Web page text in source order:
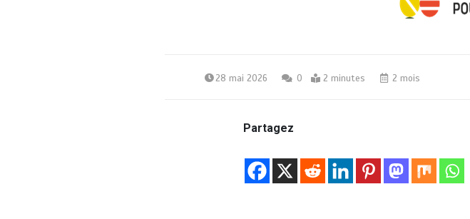
28 mai 2026 0 2 minutes 2 mois
Partagez